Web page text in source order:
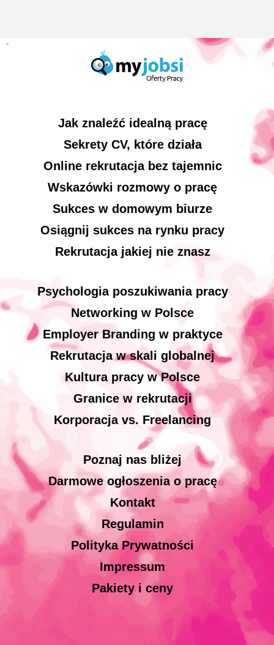
Jak znaleźć idealną pracę
Sekrety CV, które działa
Online rekrutacja bez tajemnic
Wskazówki rozmowy o pracę
Sukces w domowym biurze
Osiągnij sukces na rynku pracy
Rekrutacja jakiej nie znasz
Psychologia poszukiwania pracy
Networking w Polsce
Employer Branding w praktyce
Rekrutacja w skali globalnej
Kultura pracy w Polsce
Granice w rekrutacji
Korporacja vs. Freelancing
Poznaj nas bliżej
Darmowe ogłoszenia o pracę
Kontakt
Regulamin
Polityka Prywatności
Impressum
Pakiety i ceny